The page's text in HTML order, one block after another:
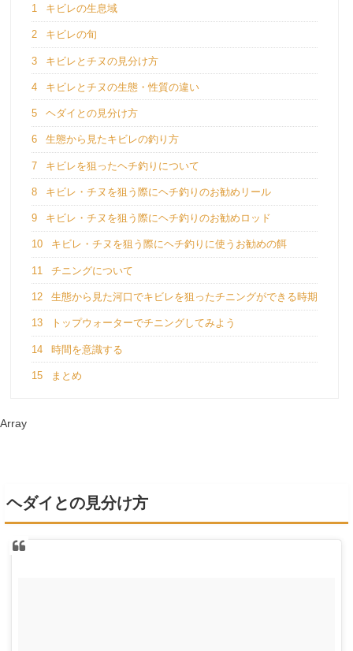
1 キビレの生息域
2 キビレの旬
3 キビレとチヌの見分け方
4 キビレとチヌの生態・性質の違い
5 ヘダイとの見分け方
6 生態から見たキビレの釣り方
7 キビレを狙ったヘチ釣りについて
8 キビレ・チヌを狙う際にヘチ釣りのお勧めリール
9 キビレ・チヌを狙う際にヘチ釣りのお勧めロッド
10 キビレ・チヌを狙う際にヘチ釣りに使うお勧めの餌
11 チニングについて
12 生態から見た河口でキビレを狙ったチニングができる時期
13 トップウォーターでチニングしてみよう
14 時間を意識する
15 まとめ
Array
ヘダイとの見分け方